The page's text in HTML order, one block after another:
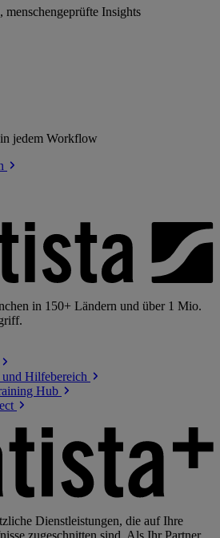
menschengeprüfte Insights
jedem Workflow
in 150+ Ländern und über 1 Mio.
Hilfebereich
Hub
Dienstleistungen, die auf Ihre
zugeschnitten sind. Als Ihr Partner